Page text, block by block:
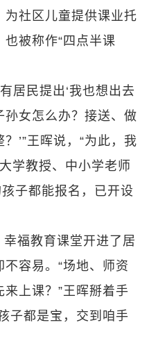
为社区儿童提供课业托
被称作“四点半课
居民提出‘我也想出去
女怎么办？接送、做
’”王晖说，“为此，我
学教授、中小学老师
子都能报名，已开设
福教育课堂开进了居
容易。“场地、师资
上课？”王晖掰着手
子都是宝，交到咱手